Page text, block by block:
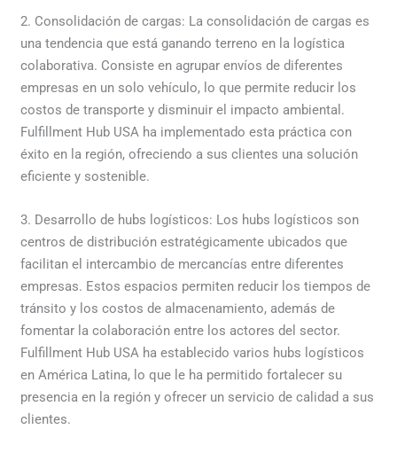
2. Consolidación de cargas: La consolidación de cargas es
una tendencia que está ganando terreno en la logística
colaborativa. Consiste en agrupar envíos de diferentes
empresas en un solo vehículo, lo que permite reducir los
costos de transporte y disminuir el impacto ambiental.
Fulfillment Hub USA ha implementado esta práctica con
éxito en la región, ofreciendo a sus clientes una solución
eficiente y sostenible.
3. Desarrollo de hubs logísticos: Los hubs logísticos son
centros de distribución estratégicamente ubicados que
facilitan el intercambio de mercancías entre diferentes
empresas. Estos espacios permiten reducir los tiempos de
tránsito y los costos de almacenamiento, además de
fomentar la colaboración entre los actores del sector.
Fulfillment Hub USA ha establecido varios hubs logísticos
en América Latina, lo que le ha permitido fortalecer su
presencia en la región y ofrecer un servicio de calidad a sus
clientes.